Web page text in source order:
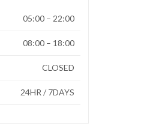
05:00 – 22:00
08:00 – 18:00
CLOSED
24HR / 7DAYS